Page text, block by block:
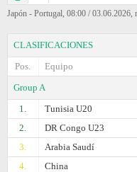
Japón - Portugal, 08:00 / 03.06.2026,
CLASIFICACIONES
Pos.
Equipo
Group A
1.
Tunisia U20
2.
DR Congo U23
3.
Arabia Saudí
4.
China